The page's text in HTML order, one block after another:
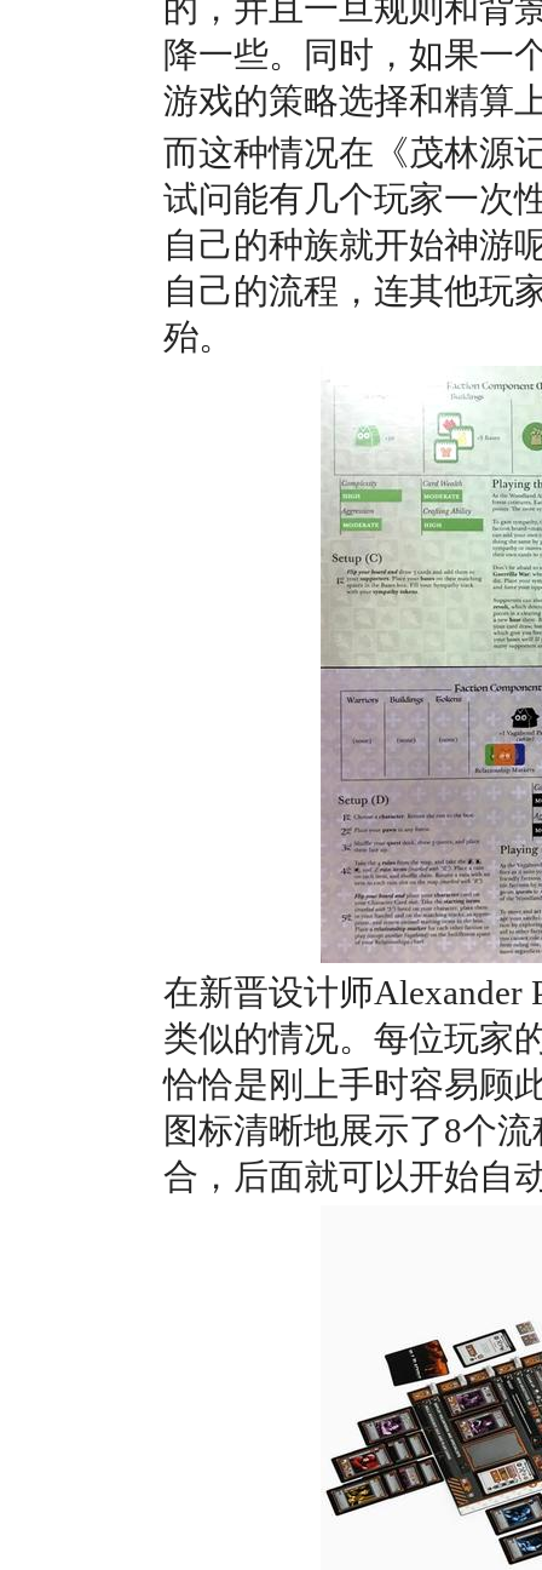
的，并且一旦规则和背
降一些。同时，如果一
游戏的策略选择和精算
而这种情况在 《茂林源
试问能有几个玩家一次
自己的种族就开始神游
自己的流程，连其他玩
殆。
在新晋设计师Alexander
类似的情况。每位玩家
恰恰是刚上手时容易顾
图标清晰地展示了8个
合，后面就可以开始自